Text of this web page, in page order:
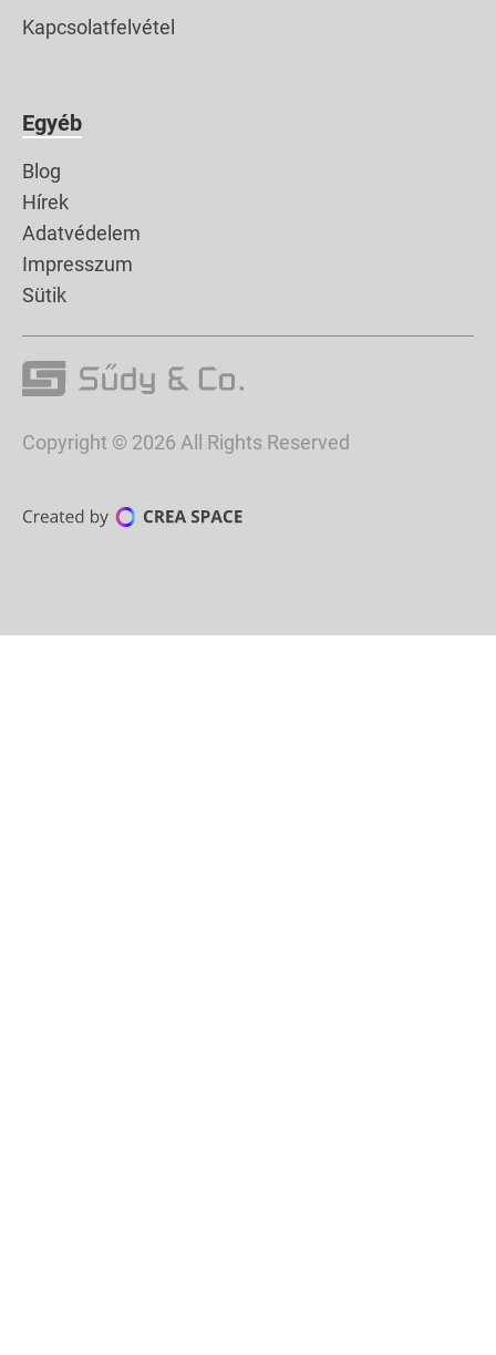
Kapcsolatfelvétel
Egyéb
Blog
Hírek
Adatvédelem
Impresszum
Sütik
Copyright © 2026 All Rights Reserved